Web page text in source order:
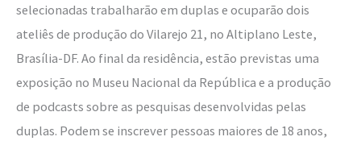
selecionadas trabalharão em duplas e ocuparão dois
ateliês de produção do Vilarejo 21, no Altiplano Leste,
Brasília-DF. Ao final da residência, estão previstas uma
exposição no Museu Nacional da República e a produção
de podcasts sobre as pesquisas desenvolvidas pelas
duplas. Podem se inscrever pessoas maiores de 18 anos,